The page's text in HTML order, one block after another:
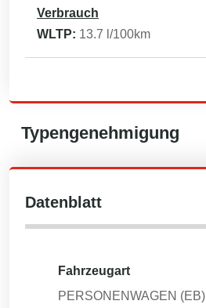
Verbrauch
WLTP: 13.7 l/100km
Typengenehmigung
Datenblatt
Fahrzeugart
PERSONENWAGEN (EB)